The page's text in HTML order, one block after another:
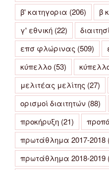
β' κατηγορια (206) β
γ' εθνική (22)
επσ φλώρινας (509)
κύπελλο (53)
μελιτέας μελίτης (27)
ορισμοί διαιτητών (88)
προκήρυξη (21)
πρωτάθλημα 2017-2018
πρωτάθλημα 2018-2019